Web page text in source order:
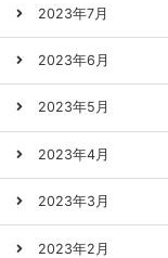
2023年7月
2023年6月
2023年5月
2023年4月
2023年3月
2023年2月